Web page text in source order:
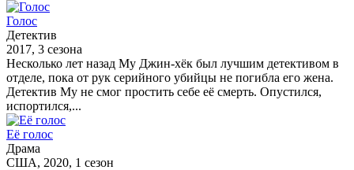
Голос
Детектив
2017, 3 сезона
Несколько лет назад Му Джин-хёк был лучшим детективом в
отделе, пока от рук серийного убийцы не погибла его жена.
Детектив Му не смог простить себе её смерть. Опустился,
испортился,...
Её голос
Драма
США, 2020, 1 сезон